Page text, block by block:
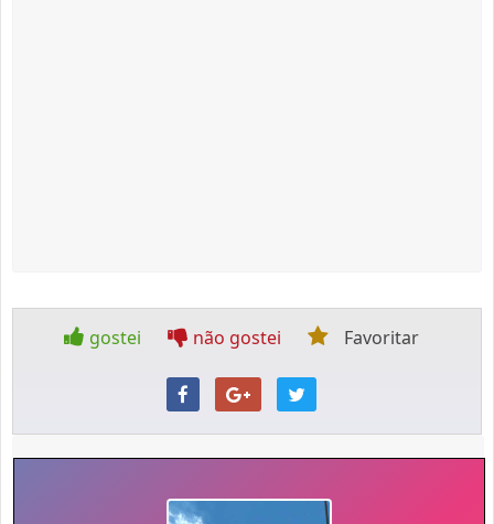
gostei não gostei Favoritar